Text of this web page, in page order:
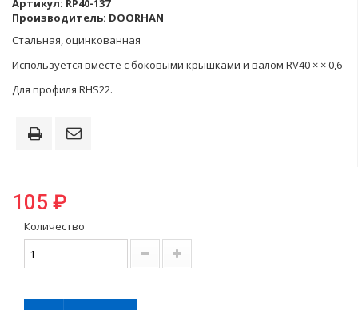
Артикул: RP40-137
Производитель: DOORHAN
Cтальная, оцинкованная
Используется вместе с боковыми крышками и валом RV40 × × 0,6
Для профиля RHS22.
105 ₽
Количество